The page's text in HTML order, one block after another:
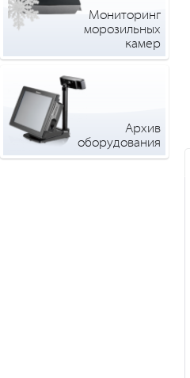
Мониторинг
морозильных
камер
Архив
оборудования